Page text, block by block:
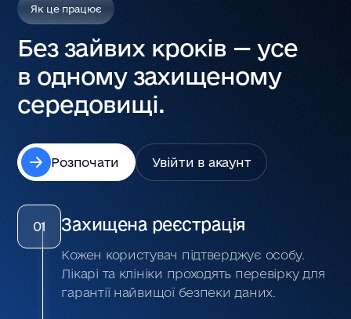
Як це працює
Без зайвих кроків — усе
в одному захищеному
середовищі.
Розпочати Увійти в акаунт
01 Захищена реєстрація
Кожен користувач підтверджує особу.
Лікарі та клініки проходять перевірку для
гарантії найвищої безпеки даних.